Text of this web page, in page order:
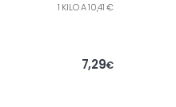
1 KILO A 10,41 €
7,29€